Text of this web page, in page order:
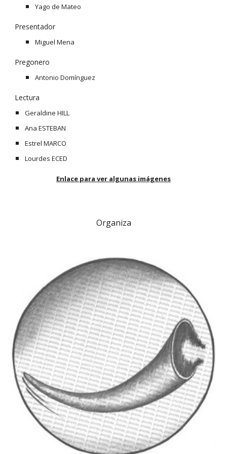
Yago de Mateo
Presentador
Miguel Mena
Pregonero
Antonio Domínguez
Lectura
Geraldine HILL
Ana ESTEBAN
Estrel MARCO
Lourdes ECED
Enlace para ver algunas imágenes
Organiza